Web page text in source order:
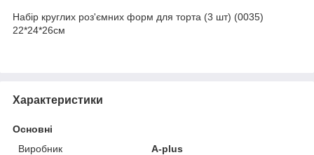
Набір круглих роз'ємних форм для торта (3 шт) (0035)
22*24*26см
Характеристики
Основні
Виробник
A-plus